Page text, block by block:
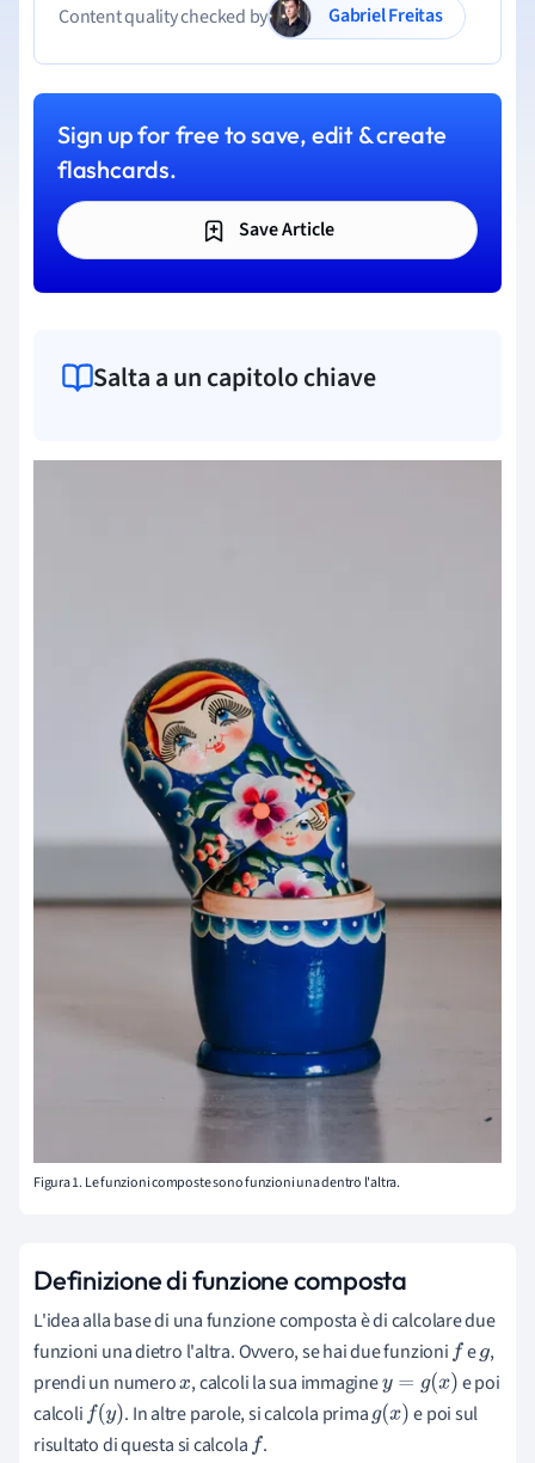
Content quality checked by
Gabriel Freitas
Sign up for free to save, edit & create
flashcards.
Save Article
Salta a un capitolo chiave
Figura 1. Le funzioni composte sono funzioni una dentro l'altra.
Definizione di funzione composta
L'idea alla base di una funzione composta è di calcolare due
funzioni una dietro l'altra. Ovvero, se hai due funzionif eg,
prendi un numerox, calcoli la sua immaginey=g( x)
e poi
calcolif(y) . In altre parole, si calcola primag(x) e poi sul
risultato di questa si calcolaf .